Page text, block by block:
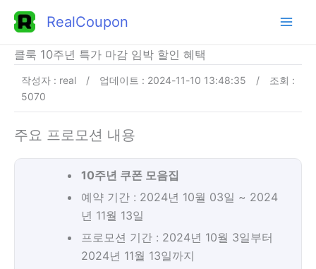
RealCoupon
클룩 10주년 특가 마감 임박 할인 혜택
작성자 : real / 업데이트 : 2024-11-10 13:48:35 /
조회 :
5070
주요 프로모션 내용
10주년 쿠폰 모음집
예약 기간 : 2024년 10월 03일 ~ 2024
년 11월 13일
프로모션 기간 : 2024년 10월 3일부터
2024년 11월 13일까지